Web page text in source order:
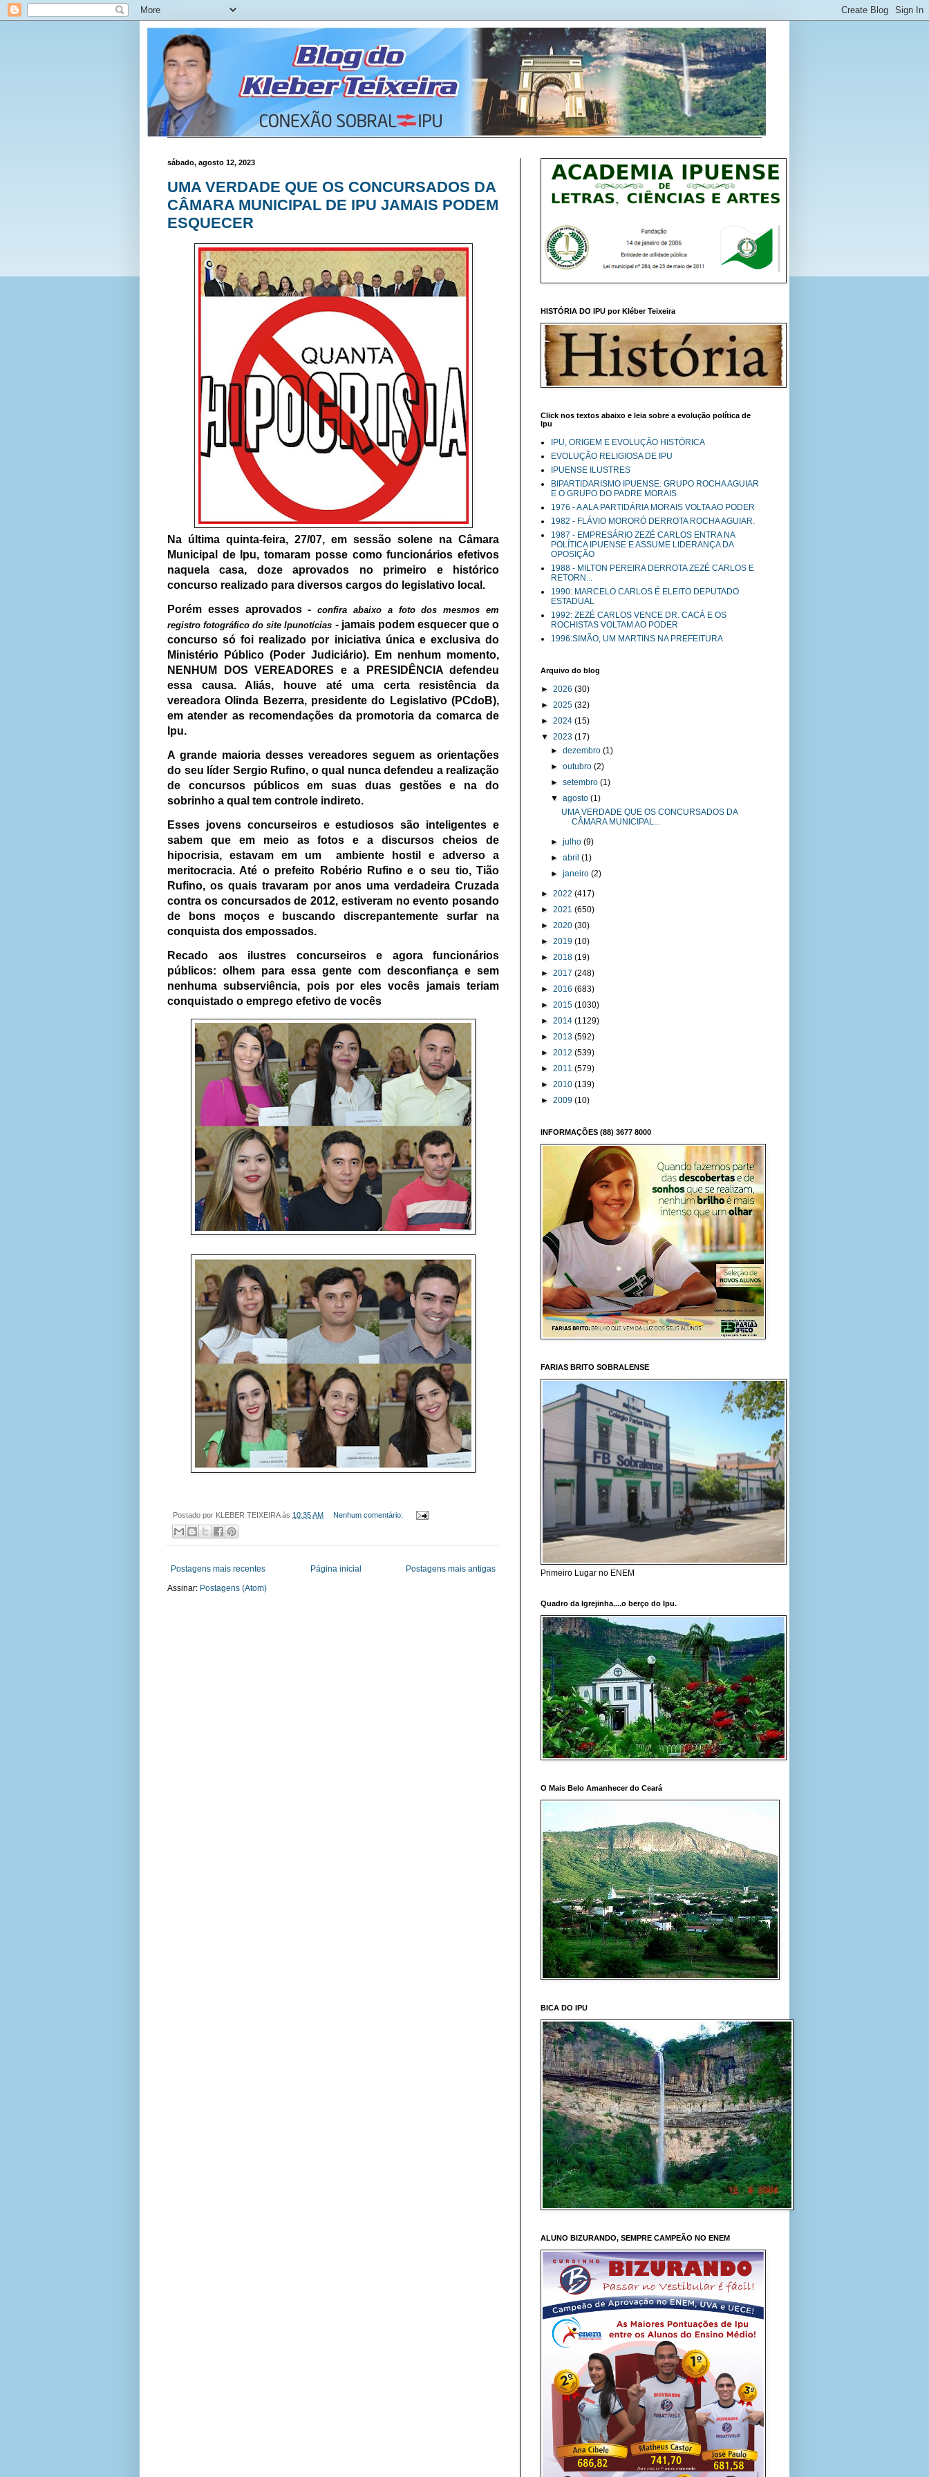
sábado, agosto 12, 2023
UMA VERDADE QUE OS CONCURSADOS DA
CÂMARA MUNICIPAL DE IPU JAMAIS PODEM
ESQUECER
Na última quinta-feira, 27/07, em sessão solene na Câmara
Municipal de Ipu, tomaram posse como funcionários efetivos
naquela casa, doze aprovados no primeiro e histórico
concurso realizado para diversos cargos do legislativo local.
Porém esses aprovados -confira abaixo a foto dos mesmos em
registro fotográfico do site Ipunotícias - jamais podem esquecer que o
concurso só foi realizado por iniciativa única e exclusiva do
Ministério Público (Poder Judiciário). Em nenhum momento,
NENHUM DOS VEREADORES e a PRESIDÊNCIA defendeu
essa causa. Aliás, houve até uma certa resistência da
vereadora Olinda Bezerra, presidente do Legislativo (PCdoB),
em atender as recomendações da promotoria da comarca de
Ipu.
A grande maioria desses vereadores seguem as orientações
do seu líder Sergio Rufino, o qual nunca defendeu a realização
de concursos públicos em suas duas gestões e na do
sobrinho a qual tem controle indireto.
Esses jovens concurseiros e estudiosos são inteligentes e
sabem que em meio as fotos e a discursos cheios de
hipocrisia, estavam em um ambiente hostil e adverso a
meritocracia. Até o prefeito Robério Rufino e o seu tio, Tião
Rufino, os quais travaram por anos uma verdadeira Cruzada
contra os concursados de 2012, estiveram no evento posando
de bons moços e buscando discrepantemente surfar na
conquista dos empossados.
Recado aos ilustres concurseiros e agora funcionários
públicos: olhem para essa gente com desconfiança e sem
nenhuma subserviência, pois por eles vocês jamais teriam
conquistado o emprego efetivo de vocês
Postado por KLEBER TEIXEIRA às 10:35 AM Nenhum comentário:
Postagens mais recentes Postagens mais antigas
Página inicial
Assinar: Postagens (Atom)
HISTÓRIA DO IPU por Kléber Teixeira
Click nos textos abaixo e leia sobre a evolução política de
Ipu
IPU, ORIGEM E EVOLUÇÃO HISTÓRICA
EVOLUÇÃO RELIGIOSA DE IPU
IPUENSE ILUSTRES
BIPARTIDARISMO IPUENSE: GRUPO ROCHA AGUIAR
E O GRUPO DO PADRE MORAIS
1976 - A ALA PARTIDÁRIA MORAIS VOLTA AO PODER
1982 - FLÁVIO MORORÓ DERROTA ROCHA AGUIAR.
1987 - EMPRESÁRIO ZEZÉ CARLOS ENTRA NA
POLÍTICA IPUENSE E ASSUME LIDERANÇA DA
OPOSIÇÃO
1988 - MILTON PEREIRA DERROTA ZEZÉ CARLOS E
RETORN...
1990: MARCELO CARLOS É ELEITO DEPUTADO
ESTADUAL
1992: ZEZÉ CARLOS VENCE DR. CACÁ E OS
ROCHISTAS VOLTAM AO PODER
1996:SIMÃO, UM MARTINS NA PREFEITURA
Arquivo do blog
► 2026 (30)
► 2025 (32)
► 2024 (15)
▼ 2023 (17)
►dezembro(1)
►outubro(2)
►setembro(1)
▼agosto(1)
UMA VERDADE QUE OS CONCURSADOS DA
CÂMARA MUNICIPAL...
►julho(9)
►abril(1)
►janeiro(2)
► 2022 (417)
► 2021 (650)
► 2020 (30)
► 2019 (10)
► 2018 (19)
► 2017 (248)
► 2016 (683)
► 2015 (1030)
► 2014 (1129)
► 2013 (592)
► 2012 (539)
► 2011 (579)
► 2010 (139)
► 2009 (10)
INFORMAÇÕES (88) 3677 8000
FARIAS BRITO SOBRALENSE
Primeiro Lugar no ENEM
Quadro da Igrejinha....o berço do Ipu.
O Mais Belo Amanhecer do Ceará
BICA DO IPU
ALUNO BIZURANDO, SEMPRE CAMPEÃO NO ENEM